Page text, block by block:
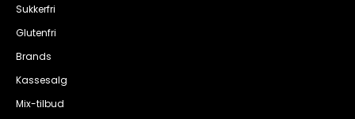
Sukkerfri
Glutenfri
Brands
Kassesalg
Mix-tilbud